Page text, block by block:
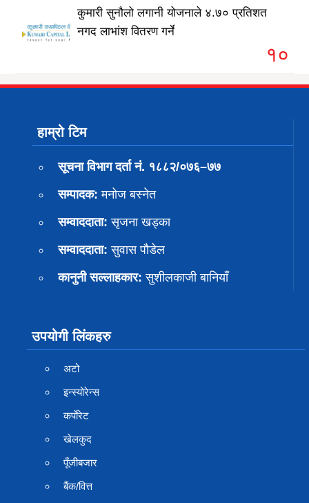
कुमारी सुनौलो लगानी योजनाले ४.७० प्रतिशत
नगद लाभांश वितरण गर्ने
१०
हाम्रो टिम
सूचना विभाग दर्ता नं. १८८२/०७६–७७
सम्पादक: मनोज बस्नेत
सम्वाददाता: सृजना खड्का
सम्वाददाता: सुवास पाैडेल
कानुनी सल्लाहकार: सुशीलकाजी बानियाँ
उपयोगी लिंकहरु
अटो
इन्स्योरेन्स
कर्पाेरेट
खेलकुद
पूँजीबजार
बैंक/वित्त